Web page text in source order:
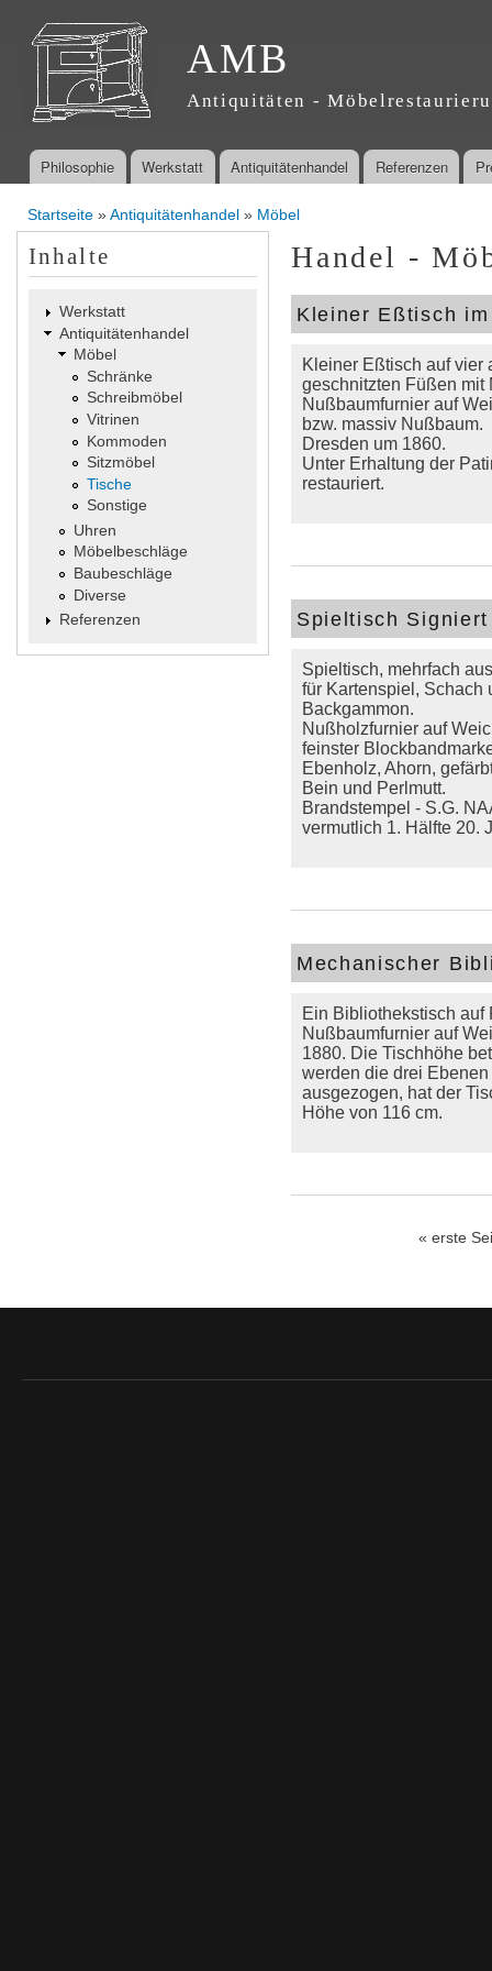
AMB
Antiquitäten -
Hauptmenü
Philosophie Werkstatt Antiquitätenhandel Referenzen
Sie sind hier
Startseite »Antiquitätenhandel » Möbel
Inhalte
Werkstatt
Antiquitätenhandel
Möbel
Schränke
Schreibmöbel
Vitrinen
Kommoden
Sitzmöbel
Tische
Sonstige
Uhren
Möbelbeschläge
Baubeschläge
Diverse
Referenzen
Handel -
Kleiner Eßtisch
Kleiner Eßtisch auf vier
geschnitzten Füßen mit
Nußbaumfurnier auf
bzw. massiv Nußbaum.
Dresden um 1860.
Unter Erhaltung der
restauriert.
Spieltisch
Spieltisch, mehrfach
für Kartenspiel, Schach
Backgammon.
Nußholzfurnier auf
feinster
Ebenholz, Ahorn,
Bein und Perlmutt.
Brandstempel - S.G.
vermutlich 1. Hälfte 20.
Mechanischer
Ein Bibliothekstisch auf
Nußbaumfurnier auf
1880. Die Tischhöhe
werden die drei Ebenen
ausgezogen, hat der
Höhe von 116 cm.
« erste